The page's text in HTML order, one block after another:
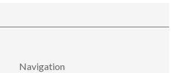
Navigation